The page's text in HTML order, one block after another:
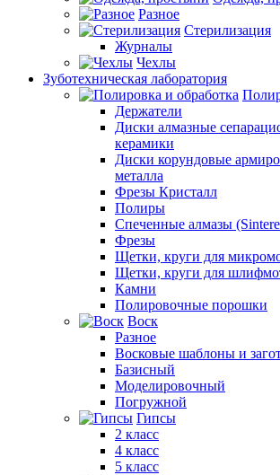
Разное
Стерилизация
Журналы
Чехлы
Зуботехническая лаборатория
Держатели
Диски алмазные
керамики
Диски корундовые
металла
Фрезы Кристалл
Полиры
Спеченные алмазы
Фрезы
Щетки, круги для
Щетки, круги для
Камни
Полировочные порошки
Воск
Разное
Восковые шаблоны и
Базисный
Моделировочный
Погружной
Гипсы
2 класс
4 класс
5 класс